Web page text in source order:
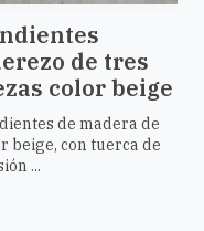
de tres
color beige
de madera de
beige, con tuerca de
...